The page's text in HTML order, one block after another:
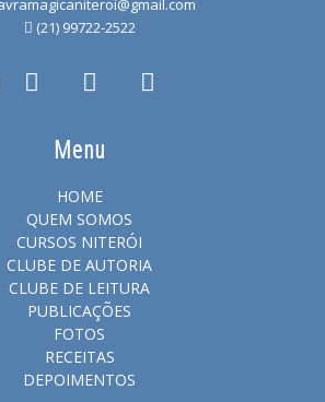
(21) 99722-2522
Menu
HOME
QUEM SOMOS
CURSOS NITERÓI
CLUBE DE AUTORIA
CLUBE DE LEITURA
PUBLICAÇÕES
FOTOS
RECEITAS
DEPOIMENTOS